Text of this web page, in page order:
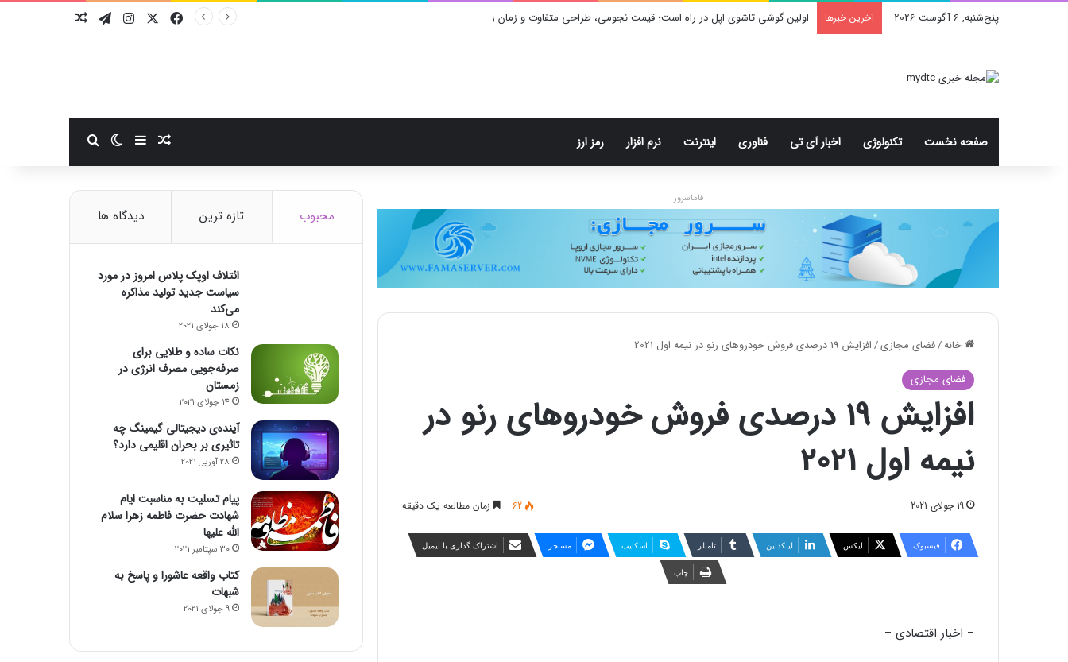
پنج‌شنبه, 6 آگوست 2026 آخرین خبرها اولین گوشی تاشوی اپل در راه است؛ قیمت نجومی، طراحی متفاوت و زمان رونمایی احتمالی فیسبوکایکس اینستاگرام
تلگرام
صفحه نخست تکنولوژی اخبار آی تی فناوری اینترنت نرم افزار رمز ارز نوشته تصادفی
سایدبارتغییر پوسته
فاماسرور
خانه/فضای مجازی/افزایش 19 درصدی فروش خودروهای رنو در نیمه اول 2021
فضای مجازی
افزایش 19 درصدی فروش خودروهای رنو در
نیمه اول 2021
19 جولای 2021 62 زمان مطالعه یک دقیقه
فیسبوک ایکس لینکداین تامبلر اسکایپ مسنجر اشتراک گذاری با ایمیل
چاپ
– اخبار اقتصادی –
محبوب تازه ترین دیدگاه ها
ائتلاف اوپک پلاس امروز در مورد
سیاست جدید تولید مذاکره
می‌کند
18 جولای 2021
نکات ساده و طلایی برای
صرفه‌جویی مصرف انرژی در
زمستان
14 جولای 2021
آینده‌ی دیجیتالی گیمینگ چه
تاثیری بر بحران اقلیمی دارد؟
28 آوریل 2021
پیام تسلیت به مناسبت ایام
شهادت حضرت فاطمه زهرا سلام
الله علیها
30 سپتامبر 2021
کتاب واقعه عاشورا و پاسخ به
شبهات
9 جولای 2021